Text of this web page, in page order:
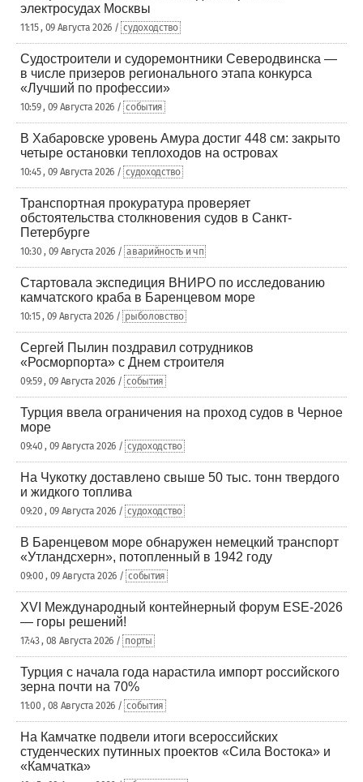
электросудах Москвы
11:15 , 09 Августа 2026 / судоходство
Судостроители и судоремонтники Северодвинска —
в числе призеров регионального этапа конкурса
«Лучший по профессии»
10:59 , 09 Августа 2026 / события
В Хабаровске уровень Амура достиг 448 см: закрыто
четыре остановки теплоходов на островах
10:45 , 09 Августа 2026 / судоходство
Транспортная прокуратура проверяет
обстоятельства столкновения судов в Санкт-
Петербурге
10:30 , 09 Августа 2026 / аварийность и чп
Стартовала экспедиция ВНИРО по исследованию
камчатского краба в Баренцевом море
10:15 , 09 Августа 2026 / рыболовство
Сергей Пылин поздравил сотрудников
«Росморпорта» с Днем строителя
09:59 , 09 Августа 2026 / события
Турция ввела ограничения на проход судов в Черное
море
09:40 , 09 Августа 2026 / судоходство
На Чукотку доставлено свыше 50 тыс. тонн твердого
и жидкого топлива
09:20 , 09 Августа 2026 / судоходство
В Баренцевом море обнаружен немецкий транспорт
«Утландсхерн», потопленный в 1942 году
09:00 , 09 Августа 2026 / события
XVI Международный контейнерный форум ESE-2026
— горы решений!
17:43 , 08 Августа 2026 / порты
Турция с начала года нарастила импорт российского
зерна почти на 70%
11:00 , 08 Августа 2026 / события
На Камчатке подвели итоги всероссийских
студенческих путинных проектов «Сила Востока» и
«Камчатка»